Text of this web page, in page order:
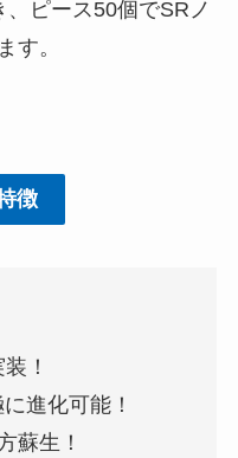
ピース50個でSRノ
す。
徴
！
進化可能！
蘇生！